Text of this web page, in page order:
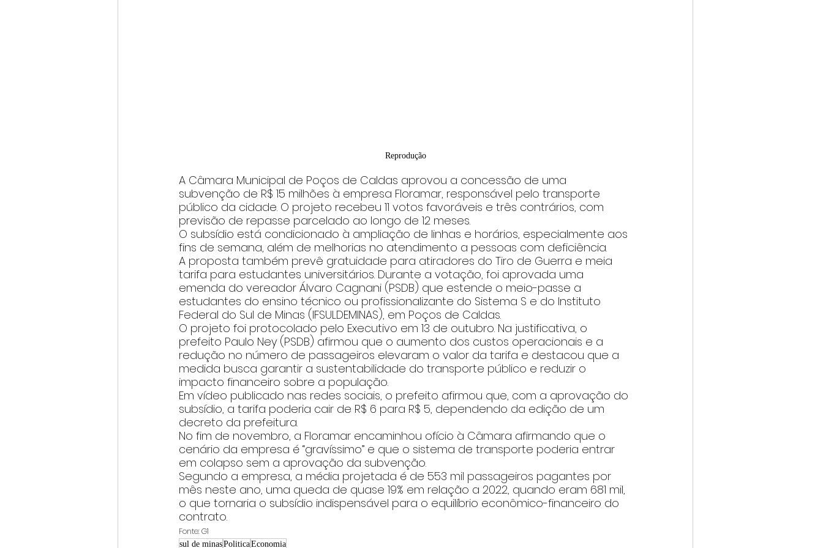
Reprodução
A Câmara Municipal de Poços de Caldas aprovou a concessão de uma
subvenção de R$ 15 milhões à empresa Floramar, responsável pelo transporte
público da cidade. O projeto recebeu 11 votos favoráveis e três contrários, com
previsão de repasse parcelado ao longo de 12 meses.
O subsídio está condicionado à ampliação de linhas e horários, especialmente aos
fins de semana, além de melhorias no atendimento a pessoas com deficiência.
A proposta também prevê gratuidade para atiradores do Tiro de Guerra e meia
tarifa para estudantes universitários. Durante a votação, foi aprovada uma
emenda do vereador Álvaro Cagnani (PSDB) que estende o meio-passe a
estudantes do ensino técnico ou profissionalizante do Sistema S e do Instituto
Federal do Sul de Minas (IFSULDEMINAS), em Poços de Caldas.
O projeto foi protocolado pelo Executivo em 13 de outubro. Na justificativa, o
prefeito Paulo Ney (PSDB) afirmou que o aumento dos custos operacionais e a
redução no número de passageiros elevaram o valor da tarifa e destacou que a
medida busca garantir a sustentabilidade do transporte público e reduzir o
impacto financeiro sobre a população.
Em vídeo publicado nas redes sociais, o prefeito afirmou que, com a aprovação do
subsídio, a tarifa poderia cair de R$ 6 para R$ 5, dependendo da edição de um
decreto da prefeitura.
No fim de novembro, a Floramar encaminhou ofício à Câmara afirmando que o
cenário da empresa é “gravíssimo” e que o sistema de transporte poderia entrar
em colapso sem a aprovação da subvenção.
Segundo a empresa, a média projetada é de 553 mil passageiros pagantes por
mês neste ano, uma queda de quase 19% em relação a 2022, quando eram 681 mil,
o que tornaria o subsídio indispensável para o equilíbrio econômico-financeiro do
contrato.
Fonte: G1
sul de minasPoliticaEconomia